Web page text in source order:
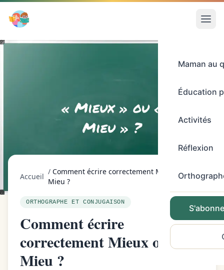
Maman au
Éducation
Activités
Réflexion
Accueil
/ Comment écrire correctement Mieux ou
Mieu ?
ORTHOGRAPHE ET CONJUGAISON
Comment écrire
correctement Mieux ou
Mieu ?